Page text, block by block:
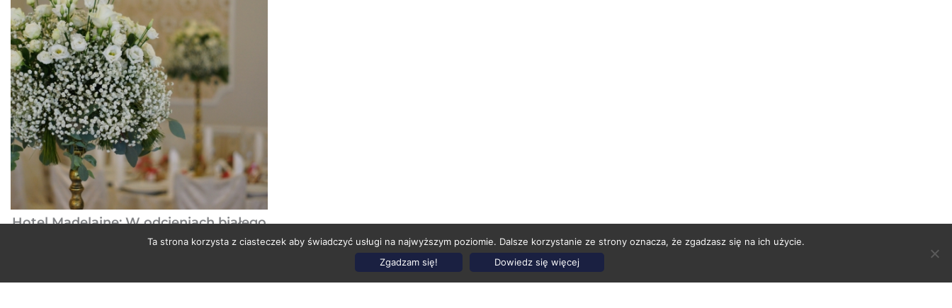
Hotel Madelaine: W odcieniach białego
11 ZdjęćTa strona korzysta z ciasteczek aby świadczyć usługi na najwyższym poziomie. Dalsze korzystanie ze strony oznacza, że zgadzasz się na ich użycie.
Zgadzam się!
Dowiedz się więcej